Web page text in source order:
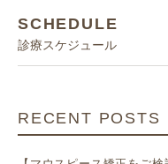
SCHEDULE
診療スケジュール
RECENT POSTS